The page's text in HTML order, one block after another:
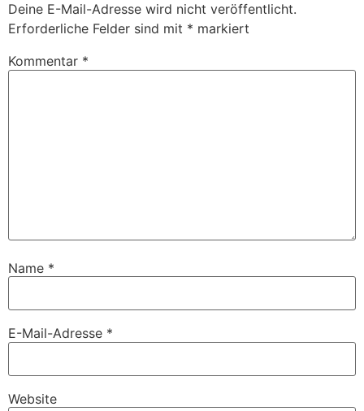
Deine E-Mail-Adresse wird nicht veröffentlicht.
Erforderliche Felder sind mit * markiert
Kommentar *
Name *
E-Mail-Adresse *
Website